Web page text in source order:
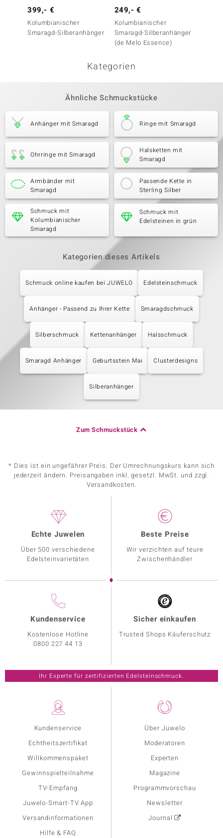
399,- €
Kolumbianischer
Smaragd-Silberanhänger
249,- €
Kolumbianischer
Smaragd-Silberanhänger
(de Melo Essence)
Kategorien
Ähnliche Schmuckstücke
Anhänger mit Smaragd Ringe mit Smaragd
Ohrringe mit Smaragd
Halsketten mit
Smaragd
Armbänder mit
Smaragd
Passende Kette in
Sterling Silber
Schmuck mit
Kolumbianischer
Smaragd
Schmuck mit
Edelsteinen in grün
Kategorien dieses Artikels
Schmuck online kaufen bei JUWELO Edelsteinschmuck
Anhänger - Passend zu Ihrer Kette Smaragdschmuck
Silberschmuck Kettenanhänger Halsschmuck
Smaragd Anhänger Geburtsstein Mai Clusterdesigns
Silberanhänger
Zum Schmuckstück
* Dies ist ein ungefährer Preis. Der Umrechnungskurs kann sich
jederzeit ändern. Preisangaben inkl. gesetzl. MwSt. und zzgl.
Versandkosten.
Kundenservice
Echtheitszertifikat
Willkommenspaket
Gewinnspielteilnahme
TV-Empfang
Juwelo-Smart-TV App
Versandinformationen
Hilfe & FAQ
Über Juwelo
Moderatoren
Experten
Magazine
Programmvorschau
Newsletter
Journal
Echte Juwelen
Über 500 verschiedene
Edelsteinvarietäten
Beste Preise
Wir verzichten auf teure
Zwischenhändler
Kundenservice
Kostenlose Hotline
0800 227 44 13
Sicher einkaufen
Trusted Shops Käuferschutz
Ihr Experte für zertifizierten Edelsteinschmuck.